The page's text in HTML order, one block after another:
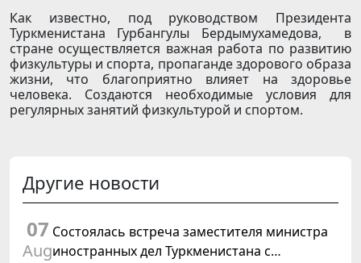
Как известно, под руководством Президента
Туркменистана Гурбангулы Бердымухамедова, в
стране осуществляется важная работа по развитию
физкультуры и спорта, пропаганде здорового образа
жизни, что благоприятно влияет на здоровье
человека. Создаются необходимые условия для
регулярных занятий физкультурой и спортом.
Другие новости
07
Aug
Состоялась встреча заместителя министра
иностранных дел Туркменистана с